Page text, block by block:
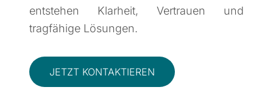
entstehen Klarheit, Vertrauen und
tragfähige Lösungen.
JETZT KONTAKTIEREN